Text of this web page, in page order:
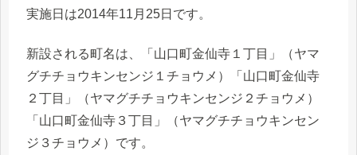
実施日は2014年11月25日です。
新設される町名は、「山口町金仙寺１丁目」（ヤマ
グチチョウキンセンジ１チョウメ）「山口町金仙寺
２丁目」（ヤマグチチョウキンセンジ２チョウメ）
「山口町金仙寺３丁目」（ヤマグチチョウキンセン
ジ３チョウメ）です。